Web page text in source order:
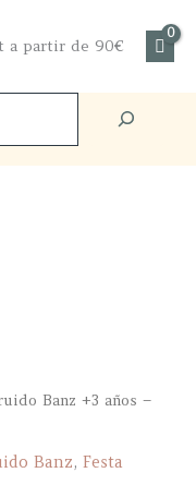
a partir de 90€
Banz +3 años –
Banz,Festa